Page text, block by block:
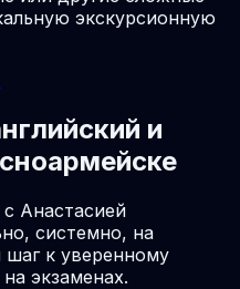
экскурсионную
и
Анастасией
системно, на
шаг к уверенному
экзаменах.